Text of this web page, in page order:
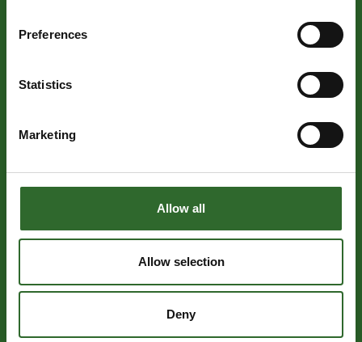
Preferences
Statistics
Marketing
Allow all
Allow selection
Deny